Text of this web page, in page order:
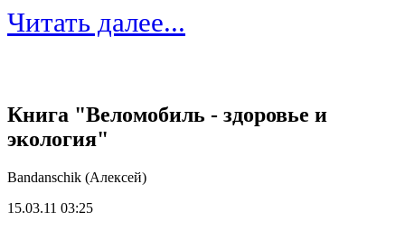
Читать далее...
Книга "Веломобиль - здоровье и
экология"
Bandanschik (Алексей)
15.03.11 03:25